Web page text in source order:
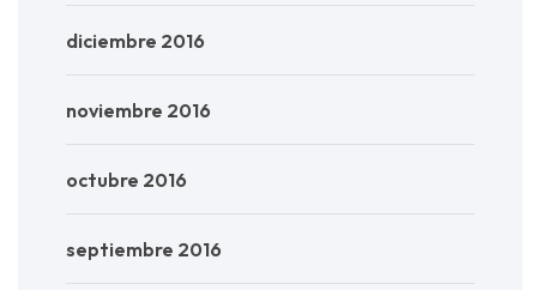
diciembre 2016
noviembre 2016
octubre 2016
septiembre 2016